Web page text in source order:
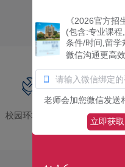
校园环境优美
《2026官方招
(包含:专业课
条件/时间,留学
微信沟通更高
老师会加您微信发送
立即获取